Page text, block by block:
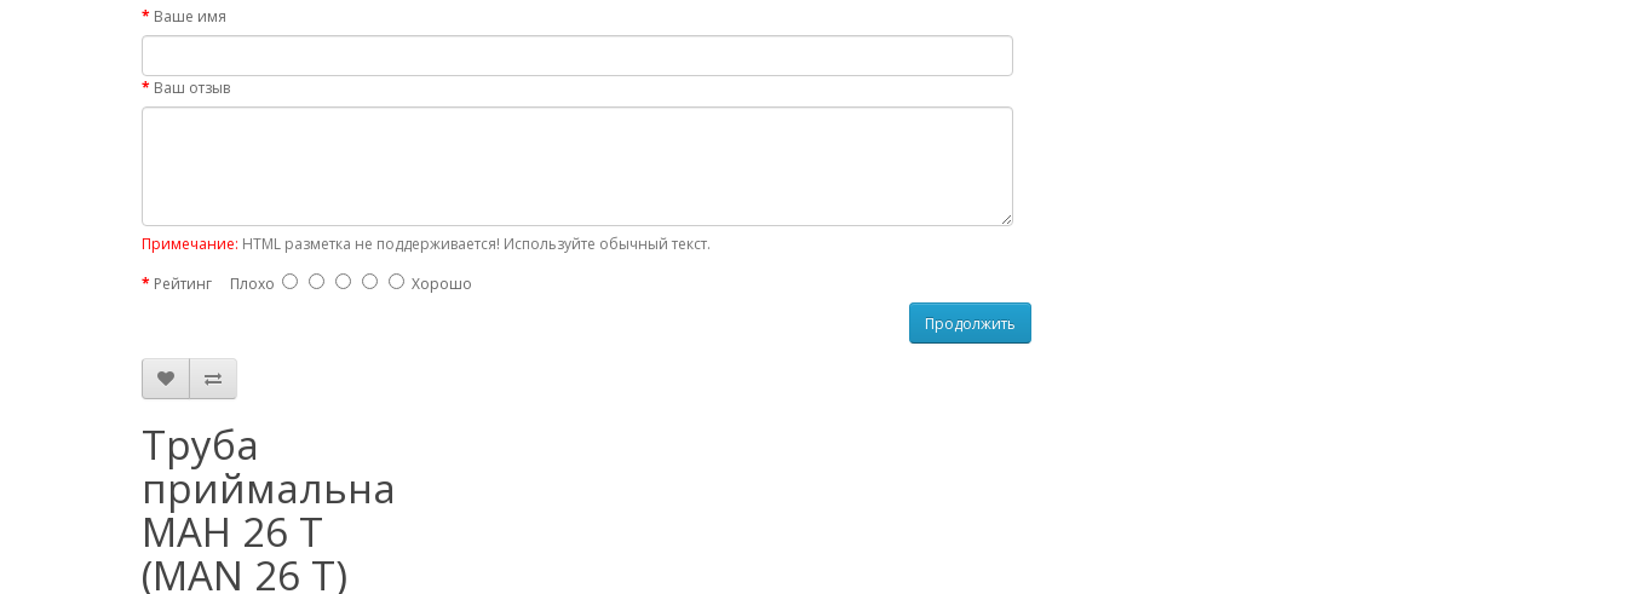
Ваше имя
Ваш отзыв
Примечание: HTML разметка не поддерживается! Используйте обычный текст.
Рейтинг Плохо
Хорошо
Продолжить
Труба
приймальна
МАН 26 Т
(MAN 26 T)